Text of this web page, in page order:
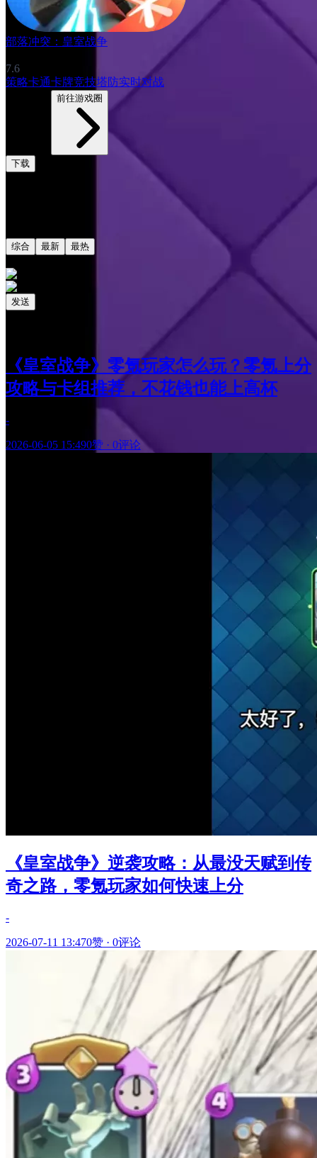
部落冲突：皇室战争
7.6
策略卡通卡牌竞技塔防实时对战
前往游戏圈
下载
综合 最新 最热
发送
《皇室战争》零氪玩家怎么玩？零氪上分
攻略与卡组推荐，不花钱也能上高杯
-
2026-06-05 15:490赞 · 0评论
《皇室战争》逆袭攻略：从最没天赋到传
奇之路，零氪玩家如何快速上分
-
2026-07-11 13:470赞 · 0评论